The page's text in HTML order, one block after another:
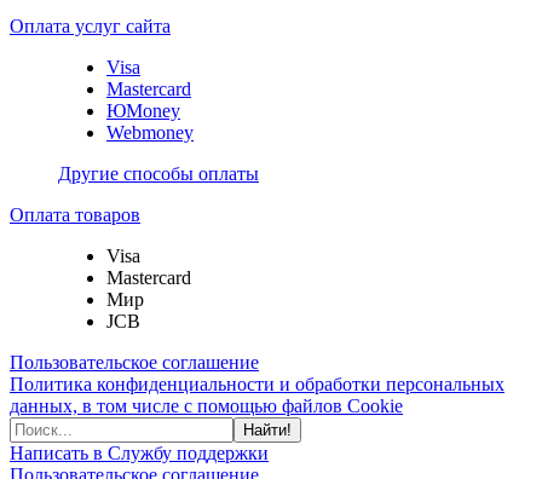
Оплата услуг сайта
Visa
Mastercard
ЮMoney
Webmoney
Другие способы оплаты
Оплата товаров
Visa
Mastercard
Мир
JCB
Пользовательское соглашение
Политика конфиденциальности и обработки персональных
данных, в том числе с помощью файлов Cookie
Найти!
Написать в Службу поддержки
Пользовательское соглашение